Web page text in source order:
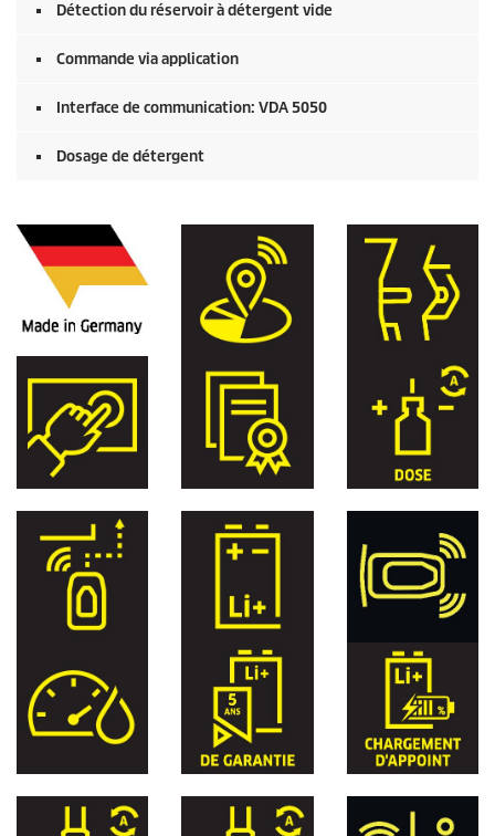
Détection du réservoir à détergent vide
Commande via application
Interface de communication: VDA 5050
Dosage de détergent